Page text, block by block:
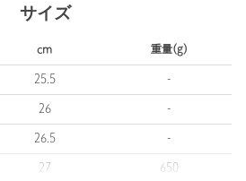
ャープなフォルムが、足元に洗練され
めから、きれいめスタイルの抜け感出
わせれば、今の気分にフィットしたバ
サイズ
cm 重量(g)
25.5 -
26 -
26.5 -
27 650